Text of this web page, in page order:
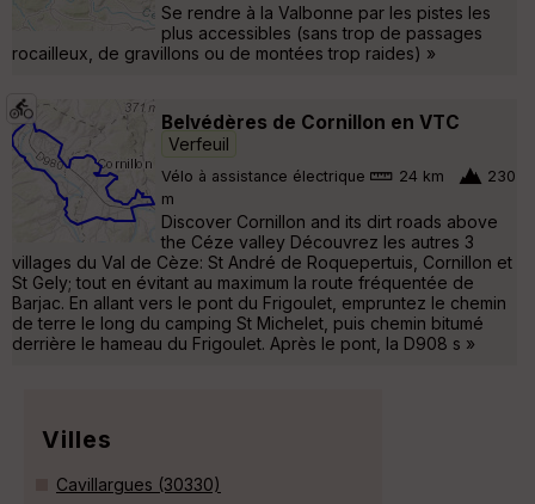
Se rendre à la Valbonne par les pistes les
plus accessibles (sans trop de passages
rocailleux, de gravillons ou de montées trop raides) »
Belvédères de Cornillon en VTC
Verfeuil
Vélo à assistance électrique 24 km
230
m
Discover Cornillon and its dirt roads above
the Céze valley Découvrez les autres 3
villages du Val de Cèze: St André de Roquepertuis, Cornillon et
St Gely; tout en évitant au maximum la route fréquentée de
Barjac. En allant vers le pont du Frigoulet, empruntez le chemin
de terre le long du camping St Michelet, puis chemin bitumé
derrière le hameau du Frigoulet. Après le pont, la D908 s »
Villes
Cavillargues (30330)